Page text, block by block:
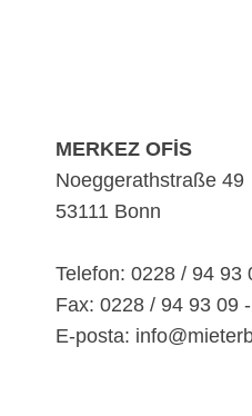
MERKEZ OFİS
Noeggerathstraße 49
53111 Bonn
Telefon: 0228 / 94 93
Fax: 0228 / 94 93 09
E-posta: